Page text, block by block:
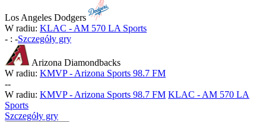
Los Angeles Dodgers
W radiu: KLAC - AM 570 LA Sports
- : -Szczegóły gry
Arizona Diamondbacks
W radiu: KMVP - Arizona Sports 98.7 FM
--
W radiu: KMVP - Arizona Sports 98.7 FM KLAC - AM 570 LA
Sports
Szczegóły gry